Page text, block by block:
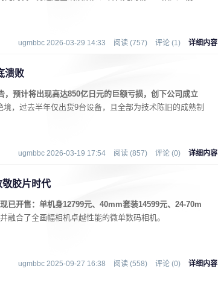
ugmbbc 2026-03-29 14:33 阅读 (757) 评论 (1) 详细内容
溃败
预计将出现高达850亿日元的巨额亏损，创下公司成立
，过去半年仅出货9台设备，且全部为技术陈旧的成熟制
ugmbbc 2026-03-19 17:54 阅读 (857) 评论 (0) 详细内容
胶片时代
已开售：单机身12799元、40mm套装14599元、24-70m
融合了全画幅相机卓越性能的微单数码相机。
ugmbbc 2025-09-27 16:38 阅读 (558) 评论 (0) 详细内容